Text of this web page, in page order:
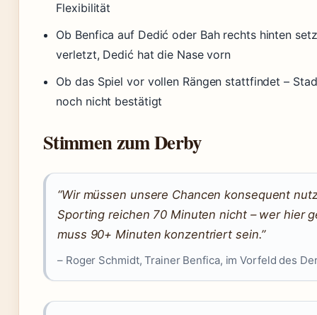
Flexibilität
Ob Benfica auf Dedić oder Bah rechts hinten
verletzt, Dedić hat die Nase vorn
Ob das Spiel vor vollen Rängen stattfindet –
noch nicht bestätigt
Stimmen zum Derby
“Wir müssen unsere Chancen konsequent
Sporting reichen 70 Minuten nicht – wer hier
muss 90+ Minuten konzentriert sein.”
– Roger Schmidt, Trainer Benfica, im Vorfeld des